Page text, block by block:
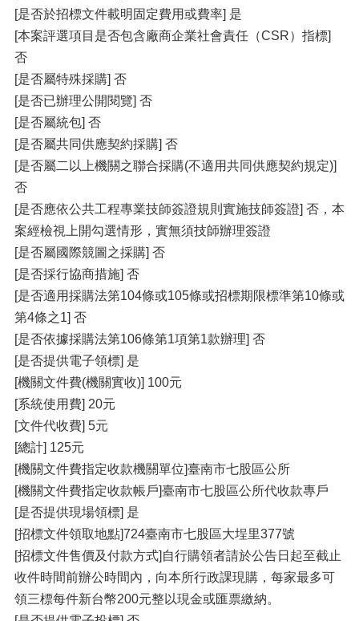
[是否於招標文件載明固定費用或費率] 是
[本案評選項目是否包含廠商企業社會責任（CSR）指標]
否
[是否屬特殊採購] 否
[是否已辦理公開閱覽] 否
[是否屬統包] 否
[是否屬共同供應契約採購] 否
[是否屬二以上機關之聯合採購(不適用共同供應契約規定)]
否
[是否應依公共工程專業技師簽證規則實施技師簽證] 否，本
案經檢視上開勾選情形，實無須技師辦理簽證
[是否屬國際競圖之採購] 否
[是否採行協商措施] 否
[是否適用採購法第104條或105條或招標期限標準第10條或
第4條之1] 否
[是否依據採購法第106條第1項第1款辦理] 否
[是否提供電子領標] 是
[機關文件費(機關實收)] 100元
[系統使用費] 20元
[文件代收費] 5元
[總計] 125元
[機關文件費指定收款機關單位]臺南市七股區公所
[機關文件費指定收款帳戶]臺南市七股區公所代收款專戶
[是否提供現場領標] 是
[招標文件領取地點]724臺南市七股區大埕里377號
[招標文件售價及付款方式]自行購領者請於公告日起至截止
收件時間前辦公時間內，向本所行政課現購，每家最多可
領三標每件新台幣200元整以現金或匯票繳納。